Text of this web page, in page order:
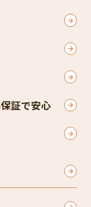
証で安心